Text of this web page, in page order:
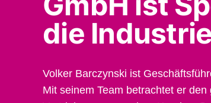
die Industrie
Volker Barczynski ist
Mit seinem Team betrachtet er